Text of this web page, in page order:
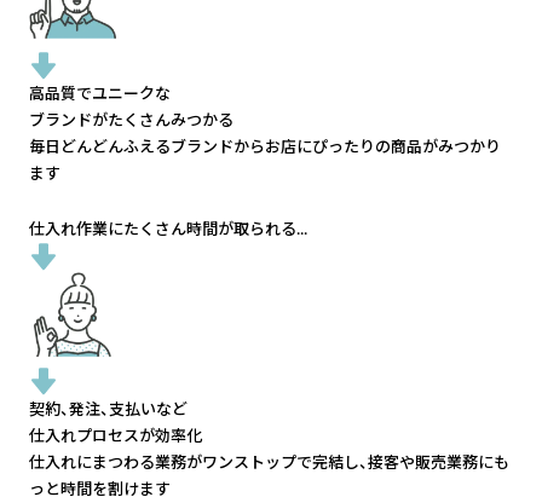
高品質でユニークな
ブランドがたくさんみつかる
毎日どんどんふえるブランドからお店にぴったりの商品がみつかり
ます
仕入れ作業にたくさん時間が取られる...
契約、発注、支払いなど
仕入れプロセスが効率化
仕入れにまつわる業務がワンストップで完結し、接客や販売業務にも
っと時間を割けます